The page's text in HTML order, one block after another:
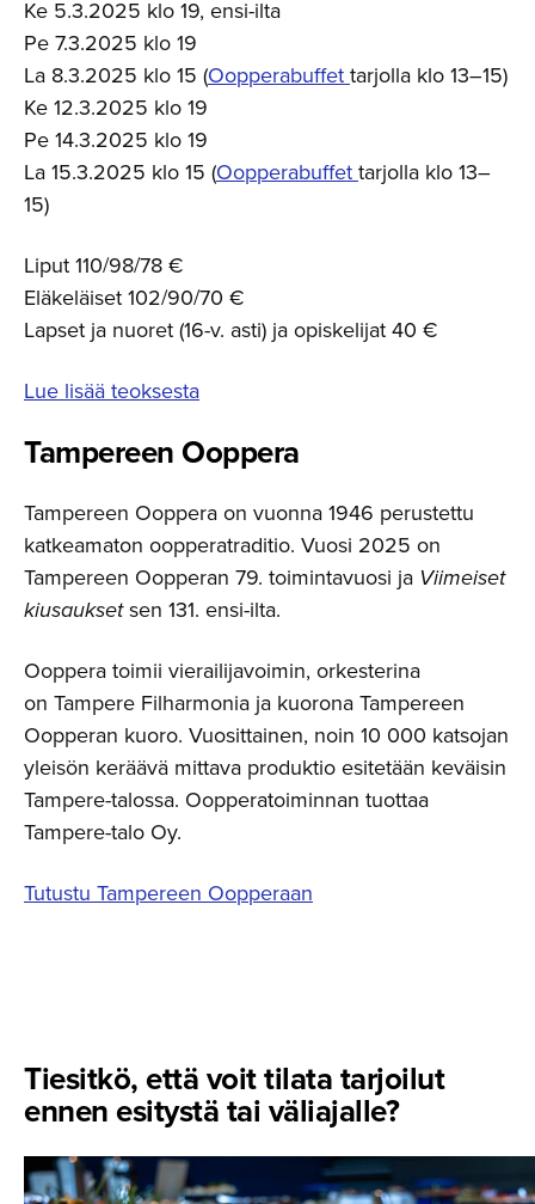
Ke 5.3.2025 klo 19, ensi-ilta
Pe 7.3.2025 klo 19
La 8.3.2025 klo 15 (Oopperabuffettarjolla klo 13–15)
Ke 12.3.2025 klo 19
Pe 14.3.2025 klo 19
La 15.3.2025 klo 15 (Oopperabuffettarjolla klo 13–
15)
Liput 110/98/78 €
Eläkeläiset 102/90/70 €
Lapset ja nuoret (16-v. asti) ja opiskelijat 40 €
Lue lisää teoksesta
Tampereen Ooppera
Tampereen Ooppera on vuonna 1946 perustettu
katkeamaton oopperatraditio. Vuosi 2025 on
Tampereen Oopperan 79. toimintavuosi ja Viimeiset
kiusauksetsen 131. ensi-ilta.
Ooppera toimii vierailijavoimin, orkesterina
on Tampere Filharmonia ja kuorona Tampereen
Oopperan kuoro. Vuosittainen, noin 10 000 katsojan
yleisön keräävä mittava produktio esitetään keväisin
Tampere-talossa. Oopperatoiminnan tuottaa
Tampere-talo Oy.
Tutustu Tampereen Oopperaan
Tiesitkö, että voit tilata tarjoilut
ennen esitystä tai väliajalle?